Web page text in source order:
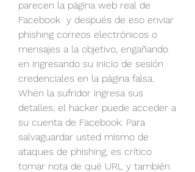
parecen la página web real de
Facebook  y después de eso enviar
phishing correos electrónicos o
mensajes a la objetivo, engañando
en ingresando su inicio de sesión
credenciales en la página falsa.
When la sufridor ingresa sus
detalles, el hacker puede acceder a
su cuenta de Facebook. Para
salvaguardar usted mismo de
ataques de phishing, es crítico
tomar nota de qué URL y también